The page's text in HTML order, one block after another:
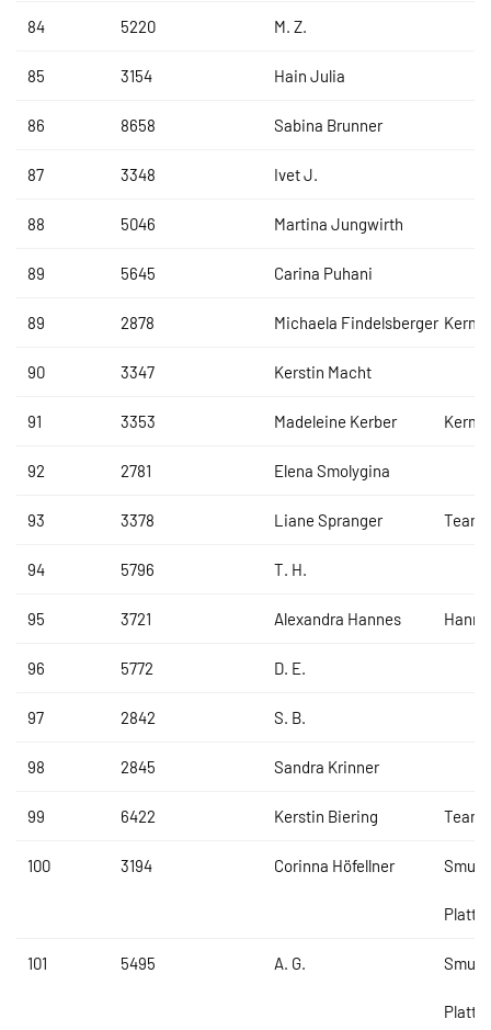
84 5220 M. Z.
85 3154 Hain Julia
86 8658 Sabina Brunner
87 3348 Ivet J.
88 5046 Martina Jungwirth
89 5645 Carina Puhani
89 2878 Michaela Findelsberger Kermi
90 3347 Kerstin Macht
91 3353 Madeleine Kerber Kermi
92 2781 Elena Smolygina
93 3378 Liane Spranger Team
94 5796 T. H.
95 3721 Alexandra Hannes
96 5772 D. E.
97 2842 S. B.
98 2845 Sandra Krinner
99 6422 Kerstin Biering Team
100 3194 Corinna Höfellner
101 5495 A. G.